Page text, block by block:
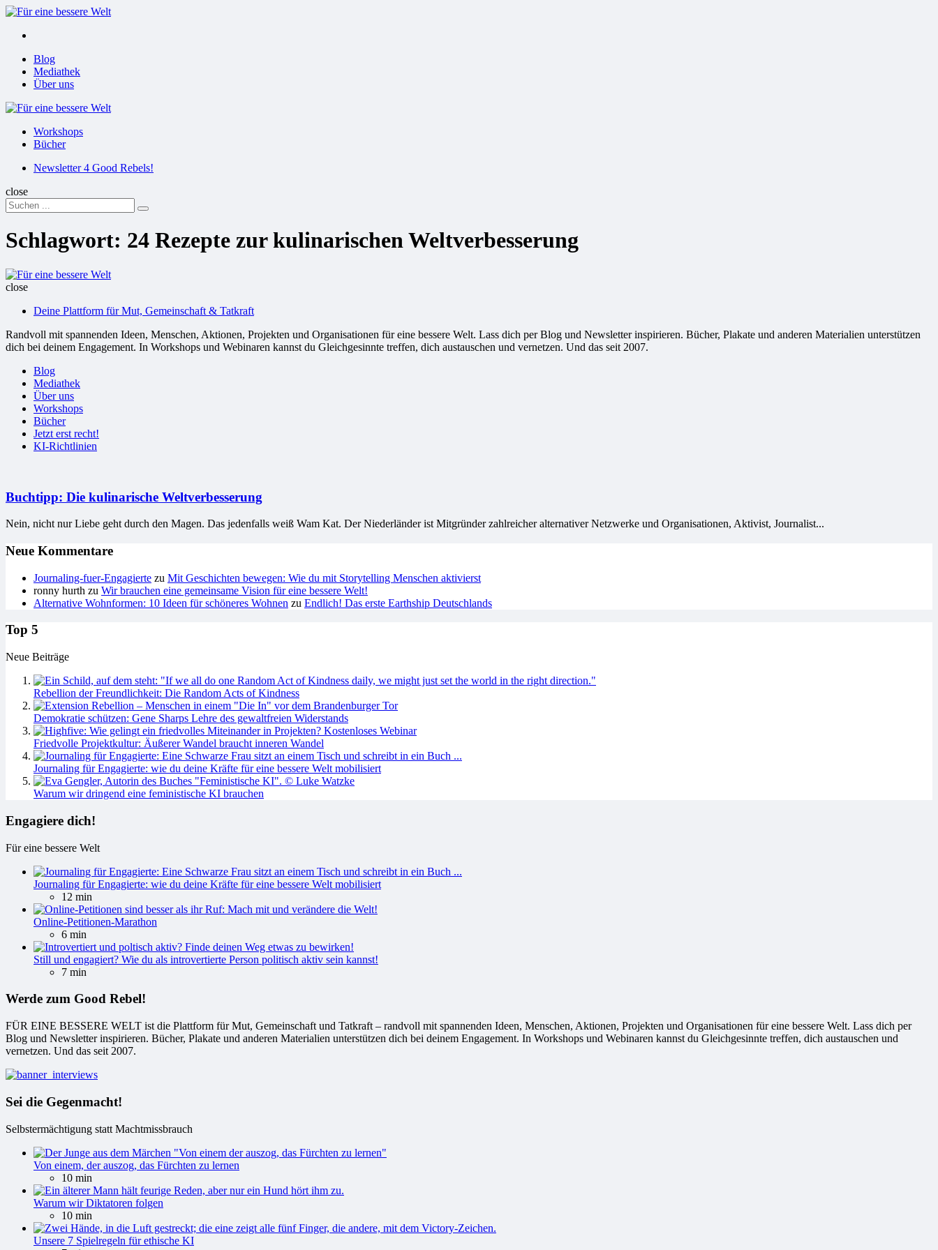
Menu
Menu
Blog
Mediathek
Über uns
Für
Workshops
Bücher
SuchenNewsletter 4 Good Rebels!
close
Search
for:
Suchen
Schlagwort: 24 Rezepte zur kulinarischen Weltverbesserung
Für
Welt
close
Deine Plattform für Mut, Gemeinschaft & Tatkraft
Randvoll mit spannenden Ideen, Menschen, Aktionen, Projekten und Organisationen für eine bessere Welt. Lass dich per Blog und Newsletter inspirieren. Bücher, Plakate und anderen Materialien unterstützen
dich bei deinem Engagement. In Workshops und Webinaren kannst du Gleichgesinnte treffen, dich austauschen und vernetzen. Und das seit 2007.
Blog
Mediathek
Über uns
Workshops
Bücher
Jetzt erst recht!
KI-Richtlinien
Buchtipp: Die kulinarische Weltverbesserung
Nein, nicht nur Liebe geht durch den Magen. Das jedenfalls weiß Wam Kat. Der Niederländer ist Mitgründer zahlreicher alternativer Netzwerke und Organisationen, Aktivist, Journalist...
Neue Kommentare
Journaling-fuer-Engagierte zu Mit Geschichten bewegen: Wie du mit Storytelling Menschen aktivierst
ronny hurth zu Wir brauchen eine gemeinsame Vision für eine bessere Welt!
Alternative Wohnformen: 10 Ideen für schöneres Wohnen zu Endlich! Das erste Earthship Deutschlands
Top 5
Neue Beiträge
Rebellion der Freundlichkeit: Die Random Acts of Kindness
Demokratie schützen: Gene Sharps Lehre des gewaltfreien Widerstands
Friedvolle Projektkultur: Äußerer Wandel braucht inneren Wandel
Journaling für Engagierte: wie du deine Kräfte für eine bessere Welt mobilisiert
Warum wir dringend eine feministische KI brauchen
Engagiere dich!
Für eine bessere Welt
Journaling für Engagierte: wie du deine Kräfte für eine bessere Welt mobilisiert
12 min
Online-Petitionen-Marathon
6 min
Still und engagiert? Wie du als introvertierte Person politisch aktiv sein kannst!
7 min
Werde zum Good Rebel!
FÜR EINE BESSERE WELT ist die Plattform für Mut, Gemeinschaft und Tatkraft – randvoll mit spannenden Ideen, Menschen, Aktionen, Projekten und Organisationen für eine bessere Welt. Lass dich per
Blog und Newsletter inspirieren. Bücher, Plakate und anderen Materialien unterstützen dich bei deinem Engagement. In Workshops und Webinaren kannst du Gleichgesinnte treffen, dich austauschen und
vernetzen. Und das seit 2007.
Sei die Gegenmacht!
Selbstermächtigung statt Machtmissbrauch
Von einem, der auszog, das Fürchten zu lernen
10 min
Warum wir Diktatoren folgen
10 min
Unsere 7 Spielregeln für ethische KI